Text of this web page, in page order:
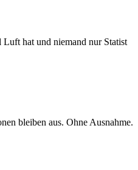
Luft hat und niemand nur Statist
bleiben aus. Ohne Ausnahme.